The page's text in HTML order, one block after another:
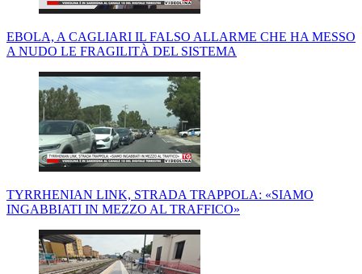
EBOLA, A CAGLIARI IL FALSO ALLARME CHE HA MESSO
A NUDO LE FRAGILITÀ DEL SISTEMA
TYRRHENIAN LINK, STRADA TRAPPOLA: «SIAMO
INGABBIATI IN MEZZO AL TRAFFICO»